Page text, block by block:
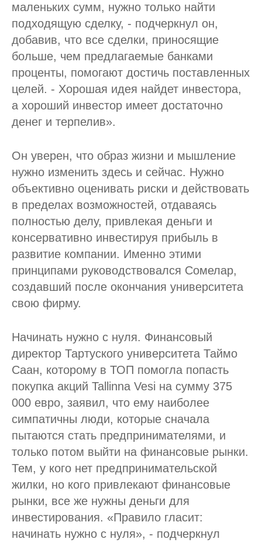
маленьких сумм, нужно только найти
подходящую сделку, - подчеркнул он,
добавив, что все сделки, приносящие
больше, чем предлагаемые банками
проценты, помогают достичь поставленных
целей. - Хорошая идея найдет инвестора,
а хороший инвестор имеет достаточно
денег и терпелив».
Он уверен, что образ жизни и мышление
нужно изменить здесь и сейчас. Нужно
объективно оценивать риски и действовать
в пределах возможностей, отдаваясь
полностью делу, привлекая деньги и
консервативно инвестируя прибыль в
развитие компании. Именно этими
принципами руководствовался Сомелар,
создавший после окончания университета
свою фирму.
Начинать нужно с нуля. Финансовый
директор Тартуского университета Таймо
Саан, которому в ТОП помогла попасть
покупка акций Tallinna Vesi на сумму 375
000 евро, заявил, что ему наиболее
симпатичны люди, которые сначала
пытаются стать предпринимателями, и
только потом выйти на финансовые рынки.
Тем, у кого нет предпринимательской
жилки, но кого привлекают финансовые
рынки, все же нужны деньги для
инвестирования. «Правило гласит:
начинать нужно с нуля», - подчеркнул